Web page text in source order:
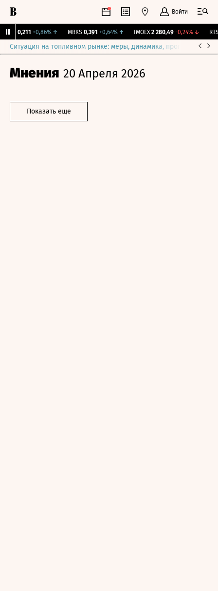
Войти
0,211 +0,86%↑ MRKS 0,391 +0,64%↑ IMOEX 2 280,49 -0,24%↓ RTSI
Ситуация на топливном рынке: меры, динамика, прогнозы
Мнения 20 Апреля 2026
Показать еще